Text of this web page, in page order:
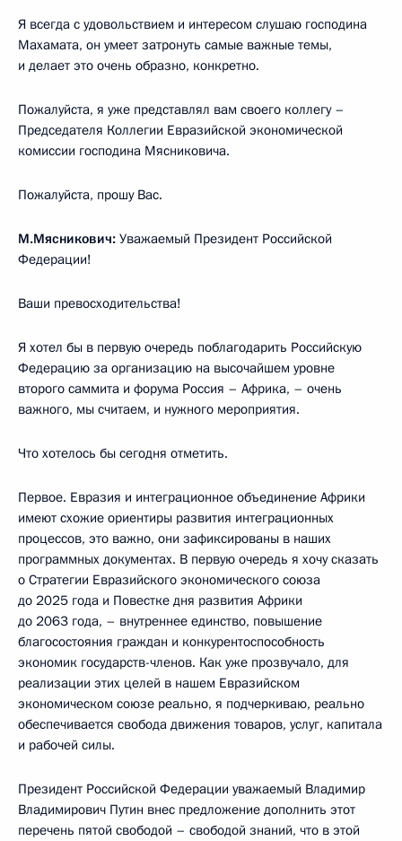
Я всегда с удовольствием и интересом слушаю господина
Махамата, он умеет затронуть самые важные темы,
и делает это очень образно, конкретно.
Пожалуйста, я уже представлял вам своего коллегу –
Председателя Коллегии Евразийской экономической
комиссии господина Мясниковича.
Пожалуйста, прошу Вас.
М.Мясникович: Уважаемый Президент Российской
Федерации!
Ваши превосходительства!
Я хотел бы в первую очередь поблагодарить Российскую
Федерацию за организацию на высочайшем уровне
второго саммита и форума Россия – Африка, – очень
важного, мы считаем, и нужного мероприятия.
Что хотелось бы сегодня отметить.
Первое. Евразия и интеграционное объединение Африки
имеют схожие ориентиры развития интеграционных
процессов, это важно, они зафиксированы в наших
программных документах. В первую очередь я хочу сказать
о Стратегии Евразийского экономического союза
до 2025 года и Повестке дня развития Африки
до 2063 года, – внутреннее единство, повышение
благосостояния граждан и конкурентоспособность
экономик государств-членов. Как уже прозвучало, для
реализации этих целей в нашем Евразийском
экономическом союзе реально, я подчеркиваю, реально
обеспечивается свобода движения товаров, услуг, капитала
и рабочей силы.
Президент Российской Федерации уважаемый Владимир
Владимирович Путин внес предложение дополнить этот
перечень пятой свободой – свободой знаний, что в этой